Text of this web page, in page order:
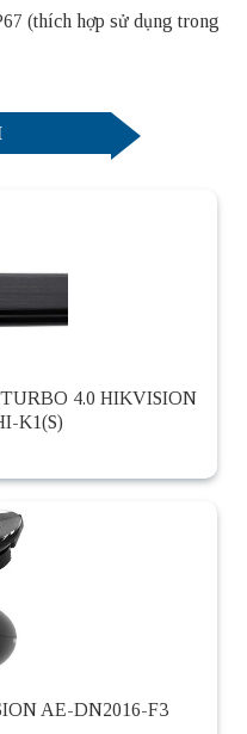
(thích hợp sử dụng trong
4.0 HIKVISION
K1(S)
AE-DN2016-F3